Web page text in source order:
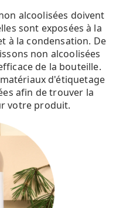
alcoolisées doivent
sont exposées à la
à la condensation. De
non alcoolisées
de la bouteille.
d'étiquetage
afin de trouver la
votre produit.